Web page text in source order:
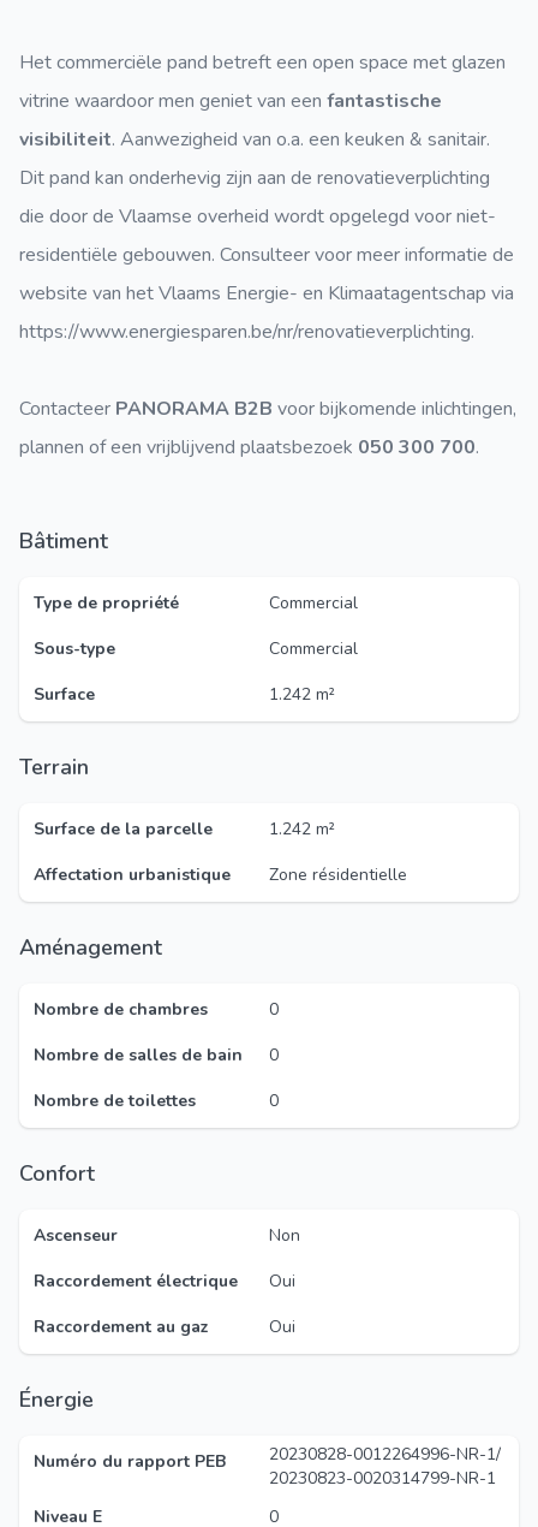
Het commerciële pand betreft een open space met glazen
vitrine waardoor men geniet van een fantastische
visibiliteit. Aanwezigheid van o.a. een keuken & sanitair.
Dit pand kan onderhevig zijn aan de renovatieverplichting
die door de Vlaamse overheid wordt opgelegd voor niet-
residentiële gebouwen. Consulteer voor meer informatie de
website van het Vlaams Energie- en Klimaatagentschap via
https://www.energiesparen.be/nr/renovatieverplichting.
Contacteer PANORAMA B2B voor bijkomende inlichtingen,
plannen of een vrijblijvend plaatsbezoek 050 300 700.
Bâtiment
Type de propriété
Commercial
Sous-type
Commercial
Surface
1.242 m²
Terrain
Surface de la parcelle
1.242 m²
Affectation urbanistique
Zone résidentielle
Aménagement
Nombre de chambres
0
Nombre de salles de bain
0
Nombre de toilettes
0
Confort
Ascenseur
Non
Raccordement électrique
Oui
Raccordement au gaz
Oui
Énergie
Numéro du rapport PEB
20230828-0012264996-NR-1/
20230823-0020314799-NR-1
Niveau E
0